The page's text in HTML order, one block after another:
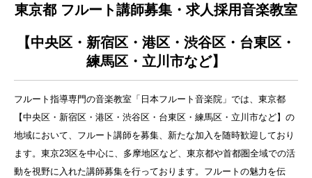
東京都 フルート講師募集・求人採用音楽教室
【中央区・新宿区・港区・渋谷区・台東区・
練馬区・立川市など】
フルート指導専門の音楽教室「日本フルート音楽院」では、東京都
【中央区・新宿区・港区・渋谷区・台東区・練馬区・立川市など】の
地域において、フルート講師を募集、新たな加入を随時歓迎しており
ます。東京23区を中心に、多摩地区など、東京都や首都圏全域での活
動を視野に入れた講師募集を行っております。フルートの魅力を伝